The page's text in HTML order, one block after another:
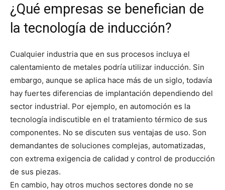
¿Qué empresas se benefician de
la tecnología de inducción?
Cualquier industria que en sus procesos incluya el
calentamiento de metales podría utilizar inducción. Sin
embargo, aunque se aplica hace más de un siglo, todavía
hay fuertes diferencias de implantación dependiendo del
sector industrial. Por ejemplo, en automoción es la
tecnología indiscutible en el tratamiento térmico de sus
componentes. No se discuten sus ventajas de uso. Son
demandantes de soluciones complejas, automatizadas,
con extrema exigencia de calidad y control de producción
de sus piezas.
En cambio, hay otros muchos sectores donde no se